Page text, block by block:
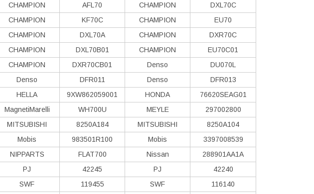
CHAMPION AFL70 CHAMPION
DXL70C
CHAMPION KF70C CHAMPION
EU70
CHAMPION DXL70A CHAMPION
DXR70C
CHAMPION DXL70B01 CHAMPION
EU70C01
CHAMPION DXR70CB01 Denso
DU070L
Denso DFR011 Denso
DFR013
HELLA 9XW862059001 HONDA
76620SEAG01
MagnetiMarelli WH700U MEYLE
297002800
MITSUBISHI 8250A184 MITSUBISHI
8250A104
Mobis 983501R100 Mobis
3397008539
NIPPARTS FLAT700 Nissan
288901AA1A
PJ 42245 PJ
42240
SWF 119455 SWF
116140